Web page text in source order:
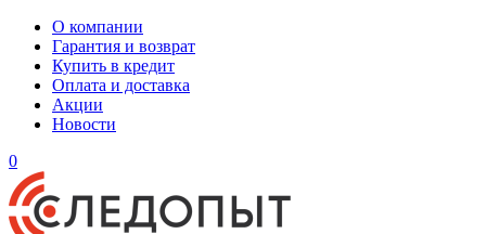
О компании
Гарантия и возврат
Купить в кредит
Оплата и доставка
Акции
Новости
0